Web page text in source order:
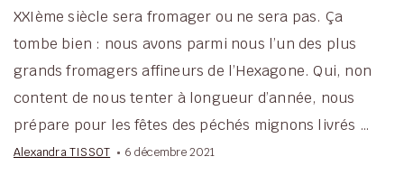
XXIème siècle sera fromager ou ne sera pas. Ça
tombe bien : nous avons parmi nous l’un des plus
grands fromagers affineurs de l’Hexagone. Qui, non
content de nous tenter à longueur d’année, nous
prépare pour les fêtes des péchés mignons livrés …
Alexandra TISSOT 6 décembre 2021